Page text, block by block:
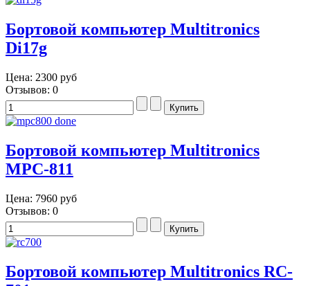
Бортовой компьютер Multitronics
Di17g
Цена: 2300 руб
Отзывов: 0
Бортовой компьютер Multitronics
MPC-811
Цена: 7960 руб
Отзывов: 0
Бортовой компьютер Multitronics RC-